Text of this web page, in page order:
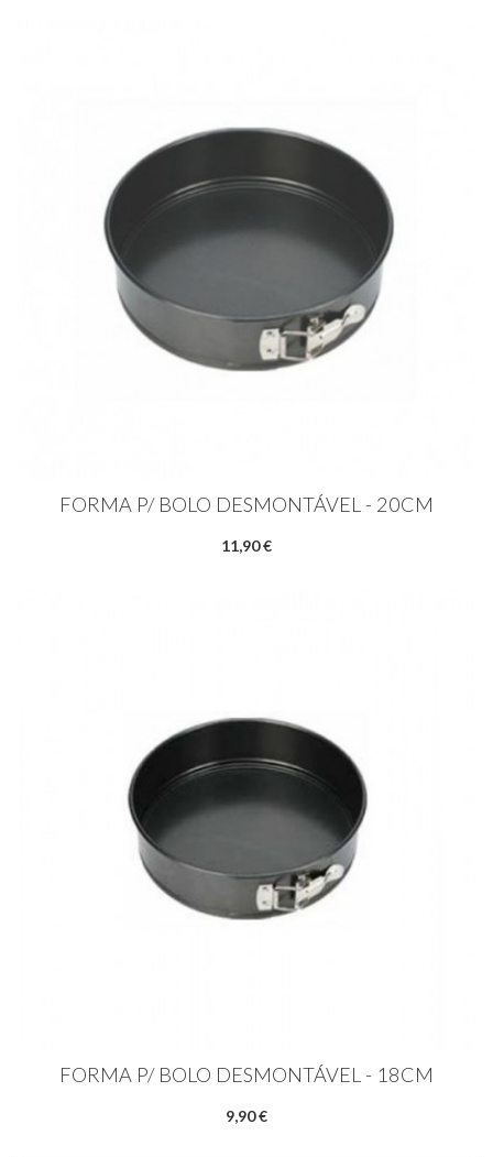
FORMA P/ BOLO DESMONTÁVEL - 20CM
11,90 €
FORMA P/ BOLO DESMONTÁVEL - 18CM
9,90 €